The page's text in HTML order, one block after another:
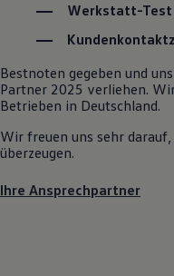
Autonomes
Online
California Club
California
Vanlife
Routen &
California
California
Werkstatt-Test
Bestnoten gegeben und
Partner 2025 verliehen.
Betrieben in Deutschland.
Wir freuen uns sehr
überzeugen.
Ihre Ansprechpartner